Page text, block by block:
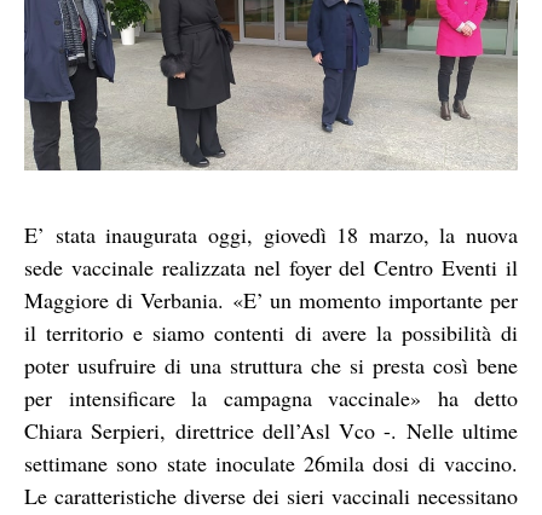
E’ stata inaugurata oggi, giovedì 18 marzo, la nuova
sede vaccinale realizzata nel foyer del Centro Eventi il
Maggiore di Verbania. «E’ un momento importante per
il territorio e siamo contenti di avere la possibilità di
poter usufruire di una struttura che si presta così bene
per intensificare la campagna vaccinale» ha detto
Chiara Serpieri, direttrice dell’Asl Vco -. Nelle ultime
settimane sono state inoculate 26mila dosi di vaccino.
Le caratteristiche diverse dei sieri vaccinali necessitano